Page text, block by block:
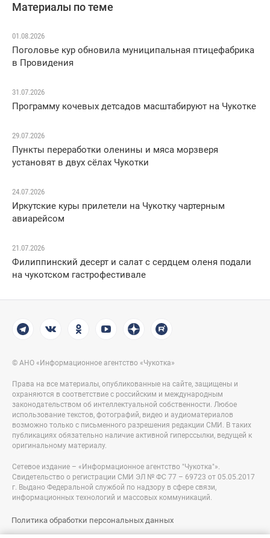
Материалы по теме
01.08.2026
Поголовье кур обновила муниципальная птицефабрика
в Провидения
31.07.2026
Программу кочевых детсадов масштабируют на Чукотке
29.07.2026
Пункты переработки оленины и мяса морзверя
установят в двух сёлах Чукотки
24.07.2026
Иркутские куры прилетели на Чукотку чартерным
авиарейсом
21.07.2026
Филиппинский десерт и салат с сердцем оленя подали
на чукотском гастрофестивале
© АНО «Информационное агентство «Чукотка»
Права на все материалы, опубликованные на сайте, защищены и
охраняются в соответствие с российским и международным
законодательством об интеллектуальной собственности. Любое
использование текстов, фотографий, видео и аудиоматериалов
возможно только с письменного разрешения редакции СМИ. В таких
публикациях обязательно наличие активной гиперссылки, ведущей к
оригинальному материалу.
Сетевое издание – «Информационное агентство "Чукотка"».
Свидетельство о регистрации СМИ ЭЛ № ФС 77 – 69723 от 05.05.2017
г. Выдано Федеральной службой по надзору в сфере связи,
информационных технологий и массовых коммуникаций.
Политика обработки персональных данных